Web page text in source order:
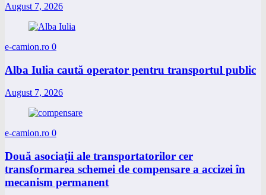
August 7, 2026
e-camion.ro 0
Alba Iulia caută operator pentru transportul public
August 7, 2026
e-camion.ro 0
Două asociații ale transportatorilor cer
transformarea schemei de compensare a accizei în
mecanism permanent